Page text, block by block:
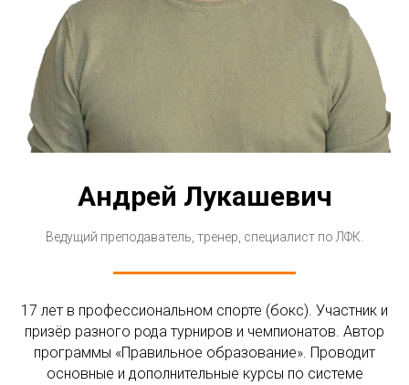
Андрей Лукашевич
Ведущий преподаватель, тренер, специалист по ЛФК.
17 лет в профессиональном спорте (бокс). Участник и
призёр разного рода турниров и чемпионатов. Автор
программы «Правильное образование». Проводит
основные и дополнительные курсы по системе